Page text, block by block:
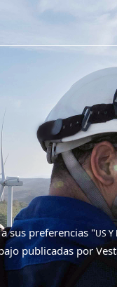
sus preferencias "US
publicadas por